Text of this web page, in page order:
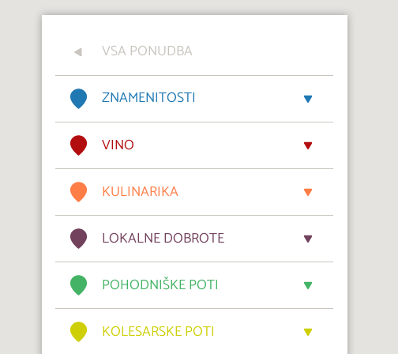
VSA PONUDBA
ZNAMENITOSTI
VINO
KULINARIKA
LOKALNE DOBROTE
POHODNIŠKE POTI
KOLESARSKE POTI